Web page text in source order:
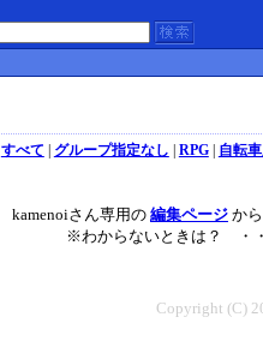
すべて グループ指定なし RPG| 自転
kamenoiさん専用の 編集ページ か
※わからないときは？ ・
Copyright (C)